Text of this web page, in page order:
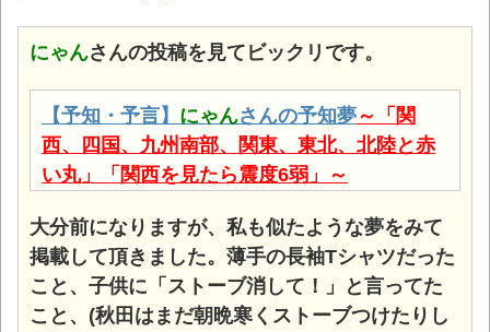
にゃんさんの投稿を見てビックリです。
【予知・予言】 にゃんさんの予知夢～「関
西、四国、九州南部、関東、東北、北陸と赤
い丸」「関西を見たら震度6弱」～
大分前になりますが、私も似たような夢をみて
掲載して頂きました。薄手の長袖Tシャツだった
こと、子供に「ストーブ消して！」と言ってた
こと、(秋田はまだ朝晩寒くストーブつけたりし